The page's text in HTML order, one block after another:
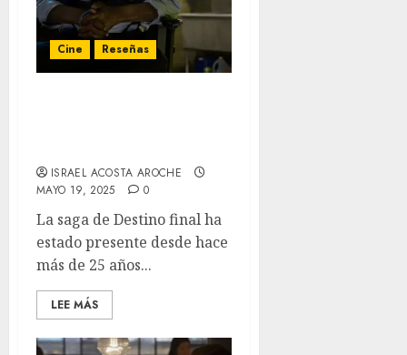
Cine Reseñas
ISRAEL ACOSTA AROCHE
MAYO 19, 2025
0
La saga de Destino final ha
estado presente desde hace
más de 25 años...
LEE MÁS